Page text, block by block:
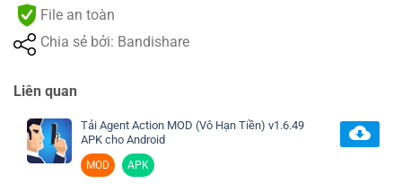
File an toàn
Chia sẻ bởi: Bandishare
Liên quan
Tải Agent Action MOD (Vô Hạn Tiền) v1.6.49
APK cho Android
MOD APK